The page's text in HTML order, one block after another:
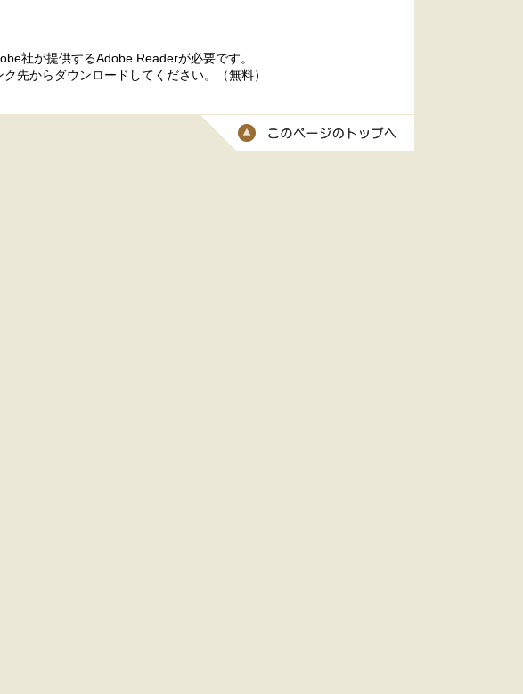
社が提供するAdobe Readerが必要です。
先からダウンロードしてください。（無料）